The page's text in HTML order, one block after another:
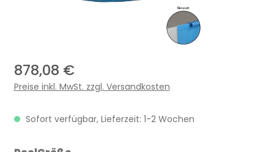
878,08 €
Preise inkl. MwSt. zzgl. Versandkosten
Sofort verfügbar, Lieferzeit: 1-2 Wochen